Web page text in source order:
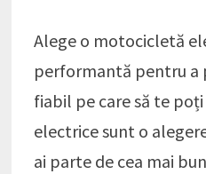
Alege o motocicletă
performantă pentru a
fiabil pe care să te
electrice sunt o
ai parte de cea mai